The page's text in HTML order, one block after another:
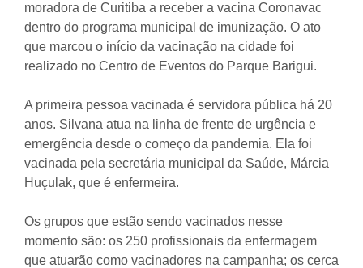
moradora de Curitiba a receber a vacina Coronavac
dentro do programa municipal de imunização. O ato
que marcou o início da vacinação na cidade foi
realizado no Centro de Eventos do Parque Barigui.
A primeira pessoa vacinada é servidora pública há 20
anos. Silvana atua na linha de frente de urgência e
emergência desde o começo da pandemia. Ela foi
vacinada pela secretária municipal da Saúde, Márcia
Huçulak, que é enfermeira.
Os grupos que estão sendo vacinados nesse
momento são: os 250 profissionais da enfermagem
que atuarão como vacinadores na campanha; os cerca